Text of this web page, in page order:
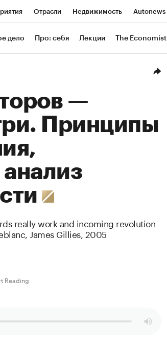
Отрасли Недвижимость Autonews
РБК Life Тренды Визионеры
дело Про: себя Лекции The Economist
—
Принципы
really work and incoming revolution
James Gillies, 2005
Reading